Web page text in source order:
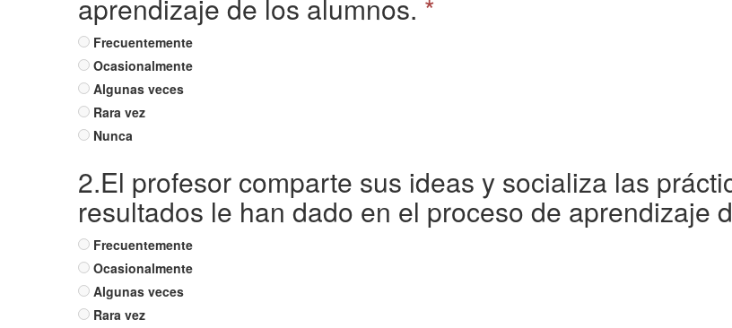
aprendizaje de los alumnos. *
Frecuentemente
Ocasionalmente
Algunas veces
Rara vez
Nunca
2.El profesor comparte sus ideas y socializa las
resultados le han dado en el proceso de aprendizaje
Frecuentemente
Ocasionalmente
Algunas veces
Rara vez